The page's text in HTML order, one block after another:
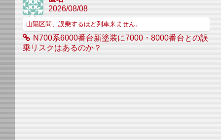
2026/08/08
山陽区間、誤乗するほど列車来ません。
N700系6000番台新塗装に7000・8000番台との誤
乗リスクはあるのか？